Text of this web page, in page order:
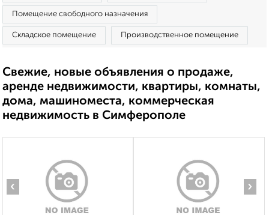
Помещение свободного назначения
Складское помещение Производственное помещение
Свежие, новые объявления о продаже,
аренде недвижимости, квартиры, комнаты,
дома, машиноместа, коммерческая
недвижимость в Симферополе
‹ ›